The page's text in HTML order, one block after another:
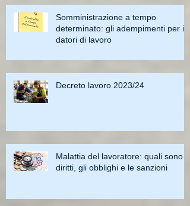
Somministrazione a tempo
determinato: gli adempimenti per i
datori di lavoro
Decreto lavoro 2023/24
Malattia del lavoratore: quali sono i
diritti, gli obblighi e le sanzioni